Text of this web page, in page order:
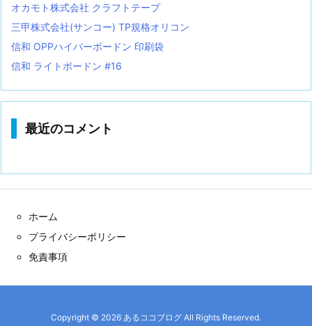
オカモト株式会社 クラフトテープ
三甲株式会社(サンコー) TP規格オリコン
信和 OPPハイパーボードン 印刷袋
信和 ライトボードン #16
最近のコメント
ホーム
プライバシーポリシー
免責事項
Copyright © 2026 あるココブログ All Rights Reserved.